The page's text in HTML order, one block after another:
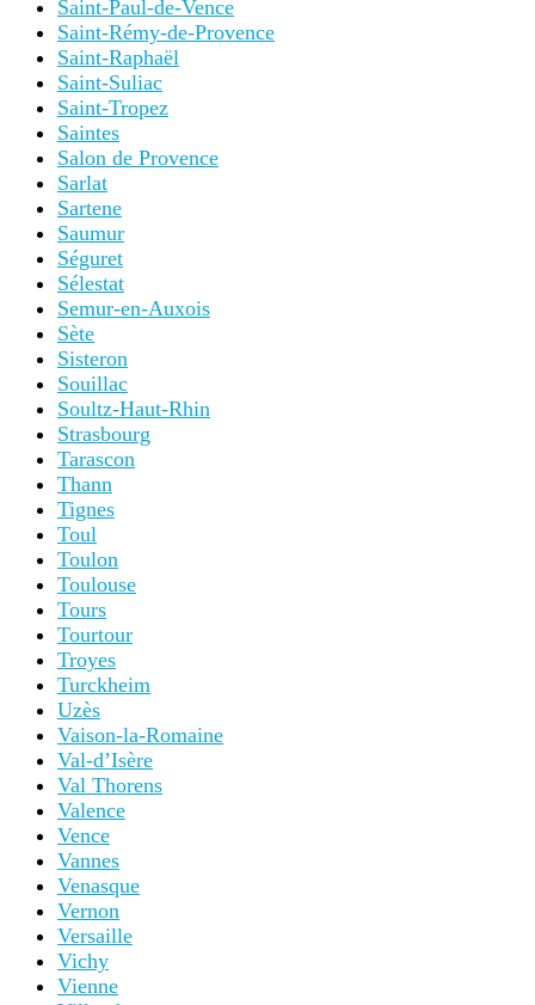
Saint-Paul-de-Vence
Saint-Rémy-de-Provence
Saint-Raphaël
Saint-Suliac
Saint-Tropez
Saintes
Salon de Provence
Sarlat
Sartene
Saumur
Séguret
Sélestat
Semur-en-Auxois
Sète
Sisteron
Souillac
Soultz-Haut-Rhin
Strasbourg
Tarascon
Thann
Tignes
Toul
Toulon
Toulouse
Tours
Tourtour
Troyes
Turckheim
Uzès
Vaison-la-Romaine
Val-d’Isère
Val Thorens
Valence
Vence
Vannes
Venasque
Vernon
Versaille
Vichy
Vienne